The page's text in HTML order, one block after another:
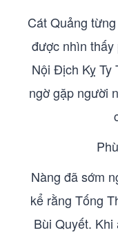
Cát Quảng
được nhìn
Nội Địch Kỵ Ty
ngờ gặp người
Nàng đã sớm
kể rằng Tống
Bùi Quyết.